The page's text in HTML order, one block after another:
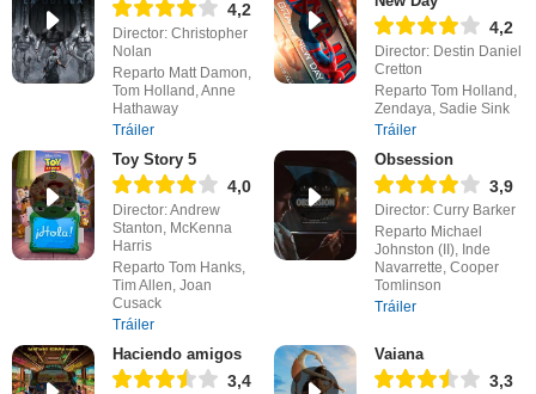
4,2
Director: Christopher
Nolan
Reparto Matt Damon,
Tom Holland, Anne
Hathaway
Tráiler
4,2
Director: Destin Daniel
Cretton
Reparto Tom Holland,
Zendaya, Sadie Sink
Tráiler
Toy Story 5
4,0
Director: Andrew
Stanton, McKenna
Harris
Reparto Tom Hanks,
Tim Allen, Joan
Cusack
Tráiler
Obsession
3,9
Director: Curry Barker
Reparto Michael
Johnston (II), Inde
Navarrette, Cooper
Tomlinson
Tráiler
Haciendo amigos
3,4
Vaiana
3,3